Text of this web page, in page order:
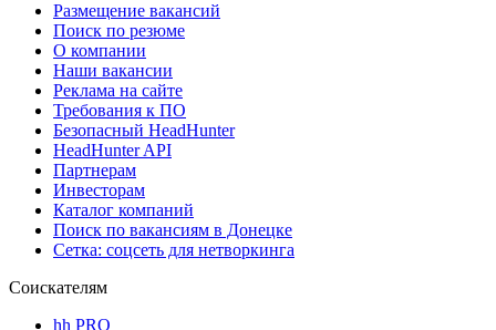
Размещение вакансий
Поиск по резюме
О компании
Наши вакансии
Реклама на сайте
Требования к ПО
Безопасный HeadHunter
HeadHunter API
Партнерам
Инвесторам
Каталог компаний
Поиск по вакансиям в Донецке
Сетка: соцсеть для нетворкинга
Соискателям
hh PRO